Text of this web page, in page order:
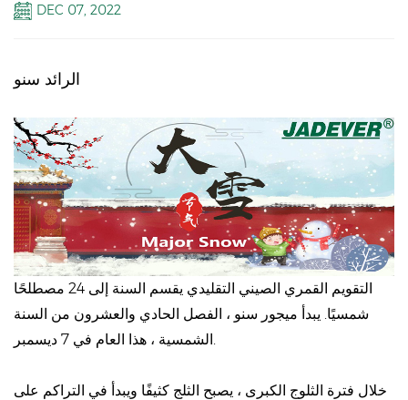
DEC 07, 2022
الرائد سنو
التقويم القمري الصيني التقليدي يقسم السنة إلى 24 مصطلحًا
شمسيًا. يبدأ ميجور سنو ، الفصل الحادي والعشرون من السنة
الشمسية ، هذا العام في 7 ديسمبر.
خلال فترة الثلوج الكبرى ، يصبح الثلج كثيفًا ويبدأ في التراكم على